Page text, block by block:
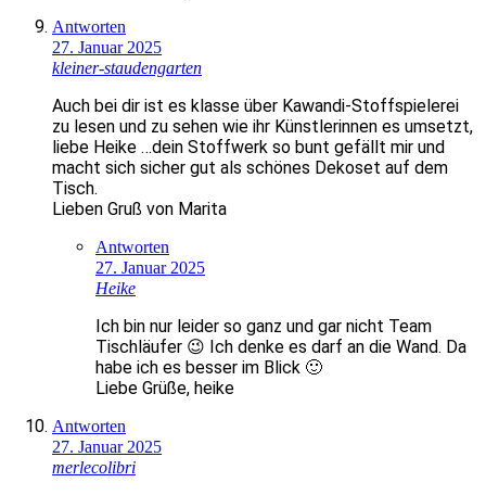
Antworten
27. Januar 2025
kleiner-staudengarten
Auch bei dir ist es klasse über Kawandi-Stoffspielerei
zu lesen und zu sehen wie ihr Künstlerinnen es umsetzt,
liebe Heike …dein Stoffwerk so bunt gefällt mir und
macht sich sicher gut als schönes Dekoset auf dem
Tisch.
Lieben Gruß von Marita
Antworten
27. Januar 2025
Heike
Ich bin nur leider so ganz und gar nicht Team
Tischläufer 😉 Ich denke es darf an die Wand. Da
habe ich es besser im Blick 🙂
Liebe Grüße, heike
Antworten
27. Januar 2025
merlecolibri